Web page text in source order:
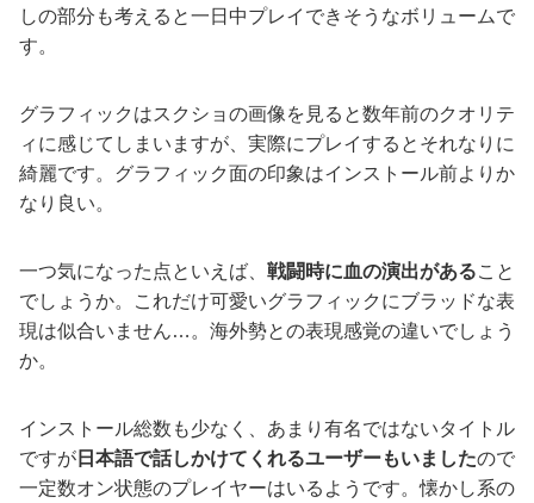
しの部分も考えると一日中プレイできそうなボリュームで
す。
グラフィックはスクショの画像を見ると数年前のクオリテ
ィに感じてしまいますが、実際にプレイするとそれなりに
綺麗です。グラフィック面の印象はインストール前よりか
なり良い。
一つ気になった点といえば、 戦闘時に血の演出があること
でしょうか。これだけ可愛いグラフィックにブラッドな表
現は似合いません…。海外勢との表現感覚の違いでしょう
か。
インストール総数も少なく、あまり有名ではないタイトル
ですが 日本語で話しかけてくれるユーザーもいましたので
一定数オン状態のプレイヤーはいるようです。懐かし系の